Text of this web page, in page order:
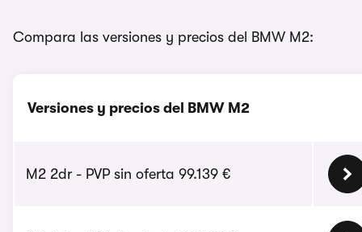
Compara las versiones y precios del BMW M2:
Versiones y precios del BMW M2
M2 2dr - PVP sin oferta 99.139 €